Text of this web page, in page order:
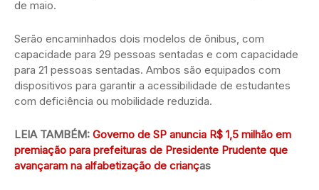
de maio.
Serão encaminhados dois modelos de ônibus, com
capacidade para 29 pessoas sentadas e com capacidade
para 21 pessoas sentadas. Ambos são equipados com
dispositivos para garantir a acessibilidade de estudantes
com deficiência ou mobilidade reduzida.
LEIA TAMBÉM: Governo de SP anuncia R$ 1,5 milhão em
premiação para prefeituras de Presidente Prudente que
avançaram na alfabetização de crianças